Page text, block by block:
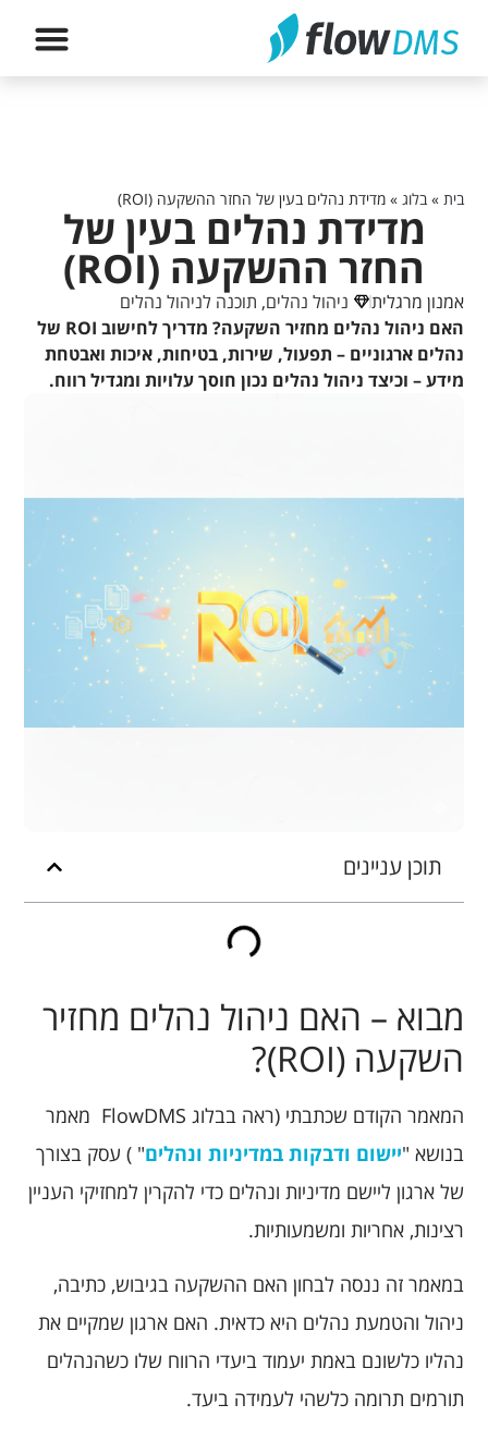
בית »בלוג »מדידת נהלים בעין של החזר ההשקעה (ROI)
מדידת נהלים בעין של
החזר ההשקעה (ROI)
אמנון מרגלית ניהול נהלים, תוכנה לניהול נהלים
האם ניהול נהלים מחזיר השקעה? מדריך לחישוב ROI של
נהלים ארגוניים – תפעול, שירות, בטיחות, איכות ואבטחת
מידע – וכיצד ניהול נהלים נכון חוסך עלויות ומגדיל רווח.
תוכן עניינים
מבוא – האם ניהול נהלים מחזיר
השקעה (ROI)?
המאמר הקודם שכתבתי (ראה בבלוג FlowDMS מאמר
בנושא "יישום ודבקות במדיניות ונהלים" ) עסק בצורך
של ארגון ליישם מדיניות ונהלים כדי להקרין למחזיקי העניין
רצינות, אחריות ומשמעותיות.
במאמר זה ננסה לבחון האם ההשקעה בגיבוש, כתיבה,
ניהול והטמעת נהלים היא כדאית. האם ארגון שמקיים את
נהליו כלשונם באמת יעמוד ביעדי הרווח שלו כשהנהלים
תורמים תרומה כלשהי לעמידה ביעד.